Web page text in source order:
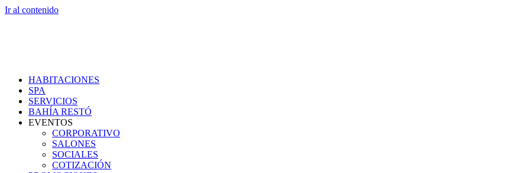
Ir al contenido
HABITACIONES
SPA
SERVICIOS
BAHÍA RESTÓ
EVENTOS
CORPORATIVO
SALONES
SOCIALES
COTIZACIÓN